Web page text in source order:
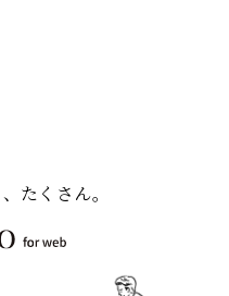
、たくさん。